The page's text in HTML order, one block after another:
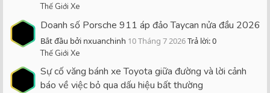
Thế Giới Xe
Doanh số Porsche 911 áp đảo Taycan nửa đầu 2026
Bắt đầu bởi nxuanchinh 10 Tháng 7 2026Trả lời: 0
Thế Giới Xe
Sự cố văng bánh xe Toyota giữa đường và lời cảnh
báo về việc bỏ qua dấu hiệu bất thường